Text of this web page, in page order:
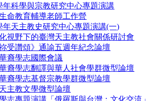
年科學與宗教研究中心專題演講
命教育輔導老師工作營
年天主教史研究中心專題演講(一)
視野下的臺灣天主教社會關係研討會
祢受讚頌》通諭五週年紀念論壇
裔學志國際會議
裔學志翻譯與華人社會學群微型論壇
裔學志基督宗教學群微型論壇
主教文學微型論壇
志專題演講「俄羅斯與台灣：文化交流